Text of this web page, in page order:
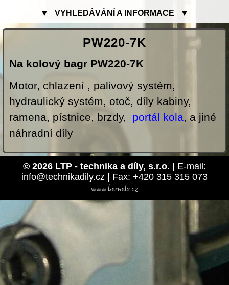
▼ VYHLEDÁVÁNÍ A INFORMACE ▼
PW220-7K
Na kolový bagr PW220-7K
Motor, chlazení , palivový systém,
hydraulický systém, otoč, díly kabiny,
ramena, pístnice, brzdy, portál kola, a jiné
náhradní díly
© 2026 LTP - technika a díly, s.r.o. | E-mail:
info@technikadily.cz | Fax: +420 315 315 073
www.kernels.cz